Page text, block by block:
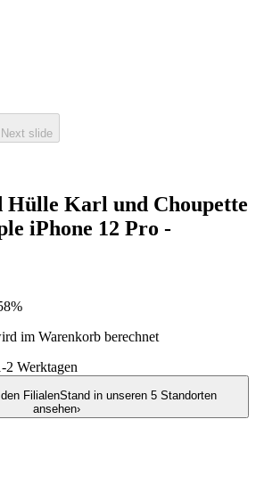
Next slide
Karl und Choupette
iPhone 12 Pro -
%
im Warenkorb berechnet
2 Werktagen
FilialenStand in unseren 5 Standorten
ansehen›